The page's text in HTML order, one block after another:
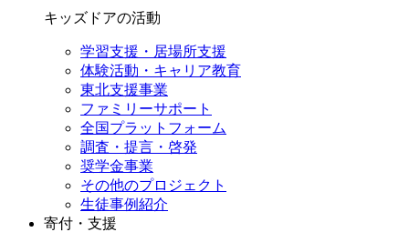
キッズドアの活動
学習支援・居場所支援
体験活動・キャリア教育
東北支援事業
ファミリーサポート
全国プラットフォーム
調査・提言・啓発
奨学金事業
その他のプロジェクト
生徒事例紹介
寄付・支援